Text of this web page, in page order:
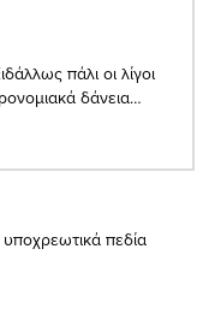
πάλι οι λίγοι
δάνεια…
πεδία